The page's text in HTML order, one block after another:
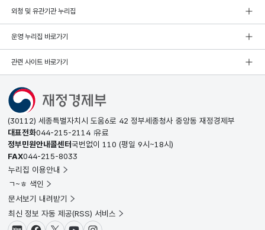
외청 및 유관기관 누리집
운영 누리집 바로가기
관련 사이트 바로가기
(30112) 세종특별자치시 도움6로 42 정부세종청사 중앙동 재정경제부
대표전화044-215-2114 유료
정부민원안내콜센터국번없이 110 (평일 9시~18시)
FAX044-215-8033
누리집 이용안내
ㄱ~ㅎ 색인
문서보기 내려받기
최신 정보 자동 제공(RSS) 서비스
블로그페이스북X(트위터)유튜브인스타그램